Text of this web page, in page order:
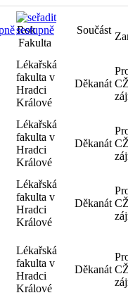
Rok
Fakulta
Součást
Lékařská
fakulta v
Hradci
Králové
Děkanát
Lékařská
fakulta v
Hradci
Králové
Děkanát
Lékařská
fakulta v
Hradci
Králové
Děkanát
Lékařská
fakulta v
Hradci
Králové
Děkanát